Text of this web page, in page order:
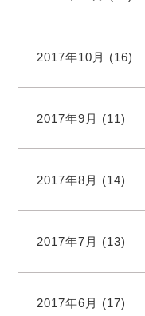
2017年10月 (16)
2017年9月 (11)
2017年8月 (14)
2017年7月 (13)
2017年6月 (17)